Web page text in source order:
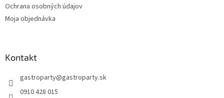
Ochrana osobných údajov
Moja objednávka
Kontakt
gastroparty@gastroparty.sk
0910 428 015